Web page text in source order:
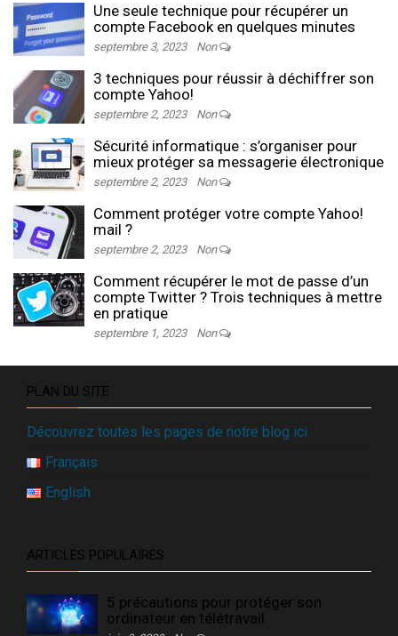
Une seule technique pour récupérer un
compte Facebook en quelques minutes
septembre 3, 2023 Non
3 techniques pour réussir à déchiffrer son
compte Yahoo!
septembre 2, 2023 Non
Sécurité informatique : s’organiser pour
mieux protéger sa messagerie électronique
septembre 2, 2023 Non
Comment protéger votre compte Yahoo!
mail ?
septembre 2, 2023 Non
Comment récupérer le mot de passe d’un
compte Twitter ? Trois techniques à mettre
en pratique
septembre 1, 2023 Non
PLAN DU SITE
Découvrez toutes les pages de notre blog ici
Français
English
ARTICLES POPULAIRES
5 précautions pour protéger son
ordinateur en télétravail